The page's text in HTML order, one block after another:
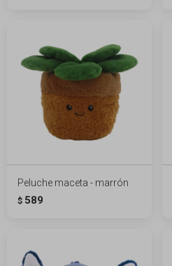
Peluche maceta - marrón
$ 589